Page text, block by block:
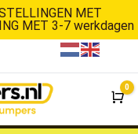
MET
MET 3-7 werkdagen
0